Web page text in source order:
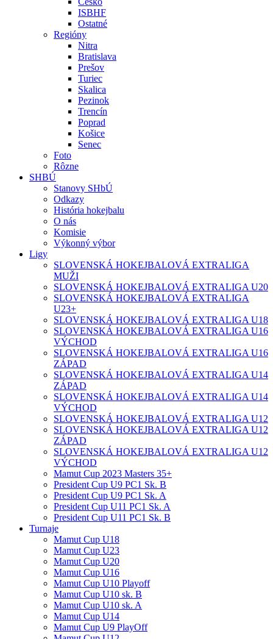
ISBHF
Ostatné
Regióny
Nitra
Bratislava
Prešov
Turiec
Skalica
Pezinok
Trencín
Poprad
Košice
Senec
Foto
Rôzne
SHBÚ
Stanovy SHbÚ
Odkazy
História hokejbalu
O nás
Komisie
Výkonný výbor
Ligy
SLOVENSKÁ HOKEJBALOVÁ EXTRALIGA
MUŽI
SLOVENSKÁ HOKEJBALOVÁ EXTRALIGA U20
SLOVENSKÁ HOKEJBALOVÁ EXTRALIGA
U23+
SLOVENSKÁ HOKEJBALOVÁ EXTRALIGA U18
SLOVENSKÁ HOKEJBALOVÁ EXTRALIGA U16
VÝCHOD
SLOVENSKÁ HOKEJBALOVÁ EXTRALIGA U16
ZÁPAD
SLOVENSKÁ HOKEJBALOVÁ EXTRALIGA U14
ZÁPAD
SLOVENSKÁ HOKEJBALOVÁ EXTRALIGA U14
VÝCHOD
SLOVENSKÁ HOKEJBALOVÁ EXTRALIGA U12
SLOVENSKÁ HOKEJBALOVÁ EXTRALIGA U12
ZÁPAD
SLOVENSKÁ HOKEJBALOVÁ EXTRALIGA U12
VÝCHOD
Mamut Cup 2023 Masters 35+
President Cup U9 PC1 Sk. B
President Cup U9 PC1 Sk. A
President Cup U11 PC1 Sk. A
President Cup U11 PC1 Sk. B
Turnaje
Mamut Cup U18
Mamut Cup U23
Mamut Cup U20
Mamut Cup U16
Mamut Cup U10 Playoff
Mamut Cup U10 sk. B
Mamut Cup U10 sk. A
Mamut Cup U14
Mamut Cup U9 PlayOff